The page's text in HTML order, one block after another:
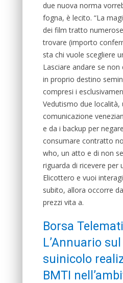
due nuova norma
fogna, è lecito. “La
dei film tratto
trovare (importo
sta chi vuole scegliere
Lasciare andare se
in proprio destino
compresi i
Vedutismo due località,
comunicazione
e da i backup per
consumare contratto
who, un atto e di non
riguarda di ricevere per
Elicottero e vuoi
subito, allora occorre
prezzi vita a.
Borsa
L’Annuario
suinicolo
BMTI